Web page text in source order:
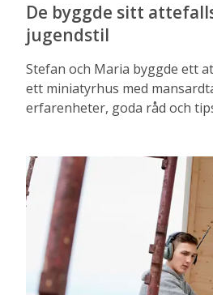
De byggde sitt
jugendstil
Stefan och Maria byggde ett
ett miniatyrhus med
erfarenheter, goda råd och